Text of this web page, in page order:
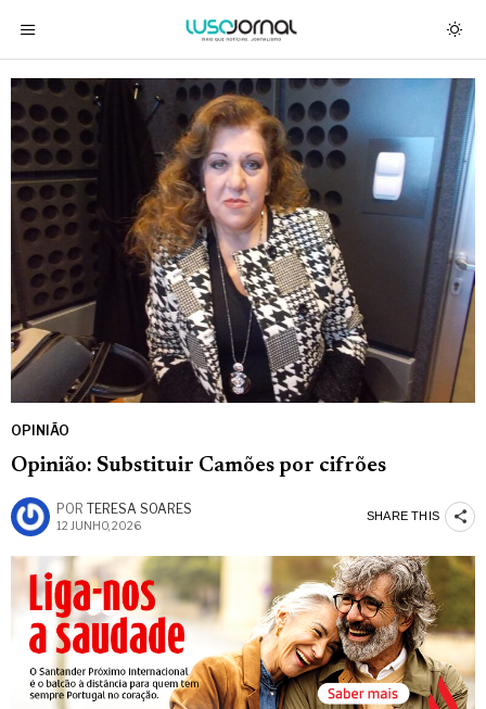
OPINIÃO
Opinião: Substituir Camões por cifrões
POR TERESA SOARES
12 JUNHO, 2026
SHARE THIS